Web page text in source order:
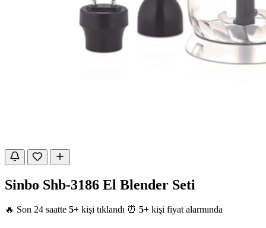
Sinbo Shb-3186 El Blender Seti
🔥 Son 24 saatte 5+ kişi tıklandı ⏰ 5+ kişi fiyat alarmında